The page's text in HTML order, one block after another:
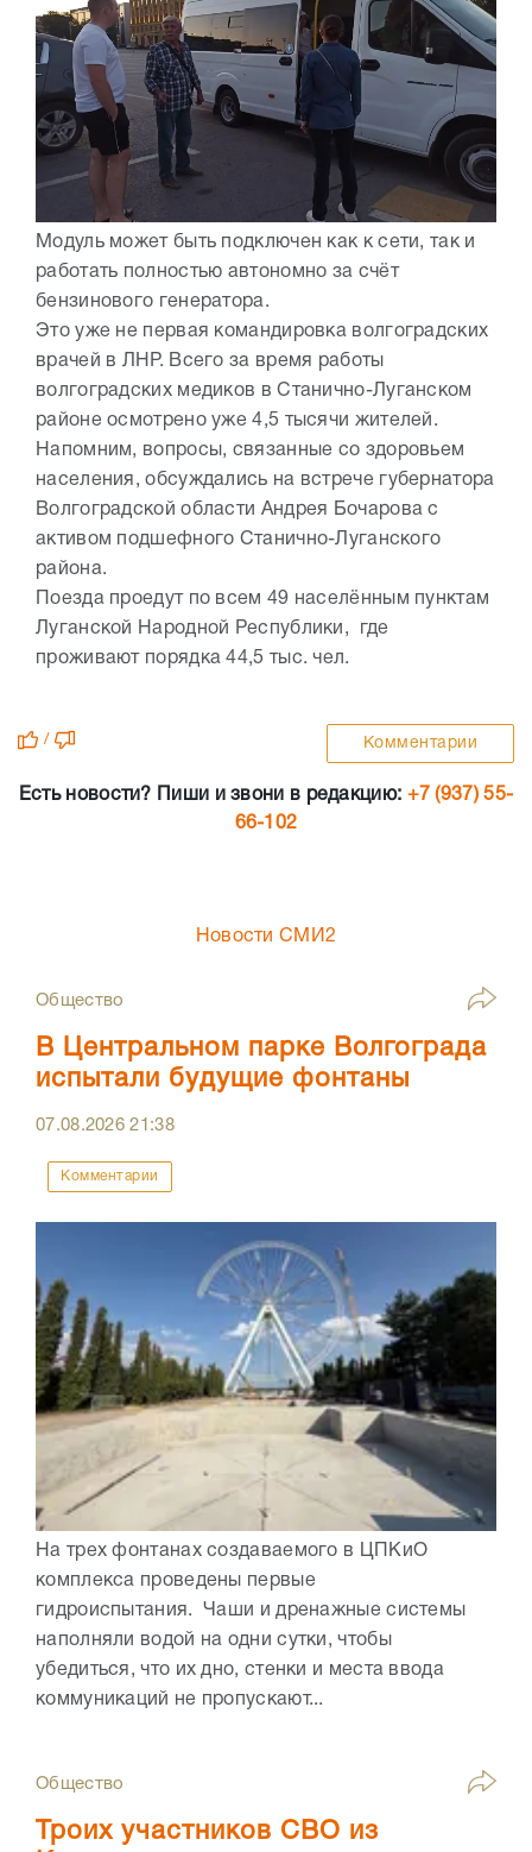
Модуль может быть подключен как к сети, так и
работать полностью автономно за счёт
бензинового генератора.
Это уже не первая командировка волгоградских
врачей в ЛНР. Всего за время работы
волгоградских медиков в Станично-Луганском
районе осмотрено уже 4,5 тысячи жителей.
Напомним, вопросы, связанные со здоровьем
населения, обсуждались на встрече губернатора
Волгоградской области Андрея Бочарова с
активом подшефного Станично-Луганского
района.
Поезда проедут по всем 49 населённым пунктам
Луганской Народной Республики, где
проживают порядка 44,5 тыс. чел.
/ Комментарии
Есть новости? Пиши и звони в редакцию: +7 (937) 55-
66-102
Новости СМИ2
Общество
В Центральном парке Волгограда
испытали будущие фонтаны
07.08.202621:38
Комментарии
На трех фонтанах создаваемого в ЦПКиО
комплекса проведены первые
гидроиспытания. Чаши и дренажные системы
наполняли водой на одни сутки, чтобы
убедиться, что их дно, стенки и места ввода
коммуникаций не пропускают...
Общество
Троих участников СВО из